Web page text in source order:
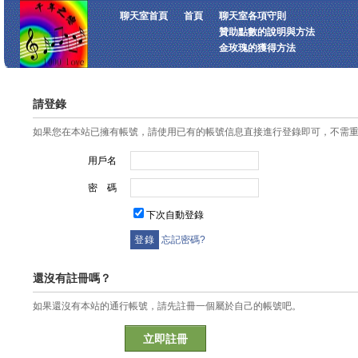
聊天室首頁 首頁
聊天室各項守則
贊助點數的說明與方法
金玫瑰的獲得方法
請登錄
如果您在本站已擁有帳號，請使用已有的帳號信息直接進行登錄即可，不需
用戶名
密 碼
下次自動登錄
忘記密碼?
還沒有註冊嗎？
如果還沒有本站的通行帳號，請先註冊一個屬於自己的帳號吧。
立即註冊